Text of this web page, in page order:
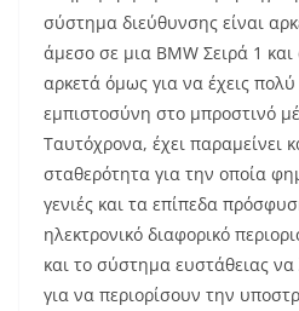
σύστημα διεύθυνσης είναι
άμεσο σε μια BMW Σειρά 1
αρκετά όμως για να έχεις
εμπιστοσύνη στο μπροστινό
Ταυτόχρονα, έχει παραμείνει
σταθερότητα για την οποία
γενιές και τα επίπεδα
ηλεκτρονικό διαφορικό
και το σύστημα ευστάθειας
για να περιορίσουν την